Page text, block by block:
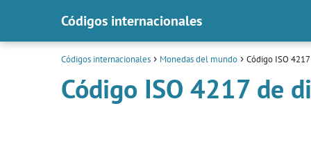
Códigos internacionales
Códigos internacionales Monedas del mundo Código ISO
Código ISO 4217 de